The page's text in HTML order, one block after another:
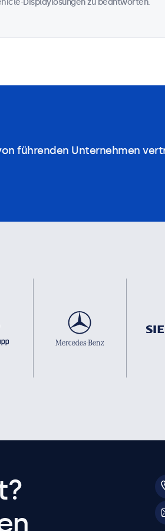
Displaylösungen zu beantworten.
führenden Unternehmen